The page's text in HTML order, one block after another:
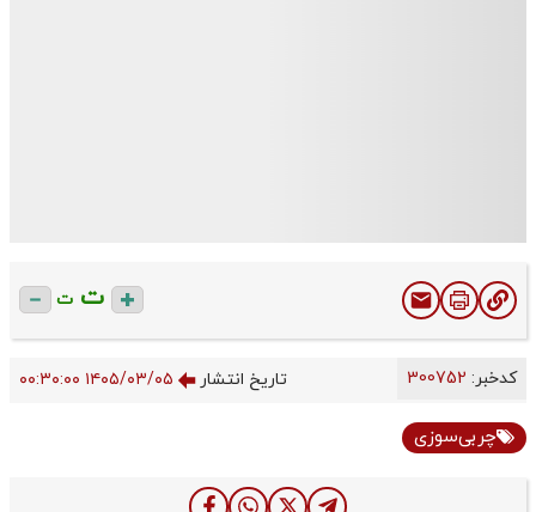
ت ت
کدخبر: تاریخ انتشار ۱۴۰۵/۰۳/۰۵ ۰۰:۳۰:۰۰
چربی‌سوزی